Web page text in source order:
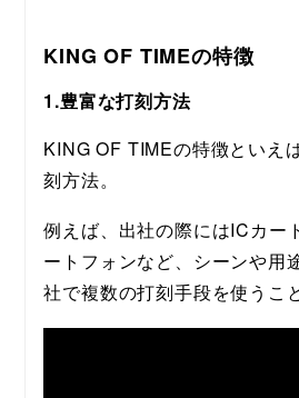
KING OF TIMEの特徴
1.豊富な打刻方法
KING OF TIMEの特徴といえ
刻方法。
例えば、出社の際にはICカー
ートフォンなど、シーンや用
社で複数の打刻手段を使うこ